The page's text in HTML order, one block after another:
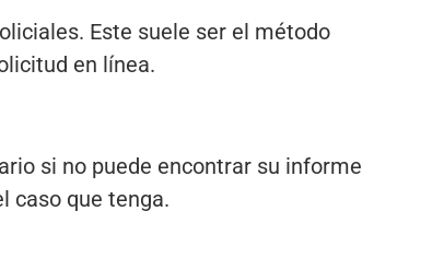
Este suele ser el método
en línea.
si no puede encontrar su informe
caso que tenga.